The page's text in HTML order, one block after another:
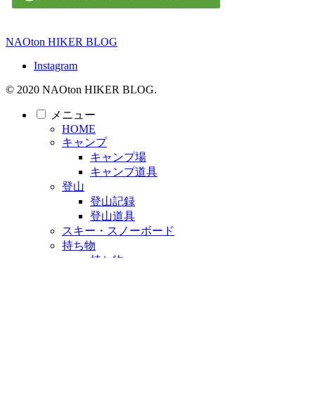
NAOton HIKER BLOG
Instagram
© 2020 NAOton HIKER BLOG.
メニュー
HOME
キャンプ
キャンプ場
キャンプ道具
登山
登山記録
登山道具
スキー・スノーボード
持ち物
持ち物